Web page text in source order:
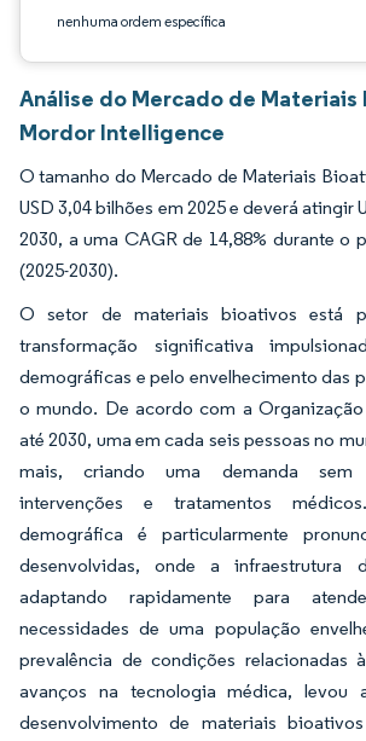
nenhuma ordem específica
Análise do Mercado de
Mordor Intelligence
O tamanho do Mercado de Materiais
USD 3,04 bilhões em 2025 e deverá atingir
2030, a uma CAGR de 14,88% durante o
(2025-2030).
O setor de materiais bioativos está
transformação significativa
demográficas e pelo envelhecimento das
o mundo. De acordo com a Organização
até 2030, uma em cada seis pessoas no
mais, criando uma demanda sem
intervenções e tratamentos
demográfica é particularmente
desenvolvidas, onde a infraestrutura
adaptando rapidamente para
necessidades de uma população
prevalência de condições relacionadas
avanços na tecnologia médica, levou
desenvolvimento de materiais